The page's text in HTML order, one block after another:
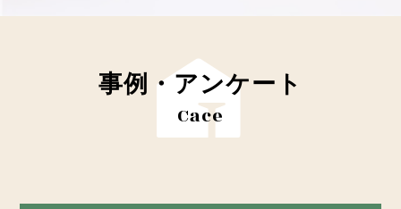
事例・アンケート
Cace